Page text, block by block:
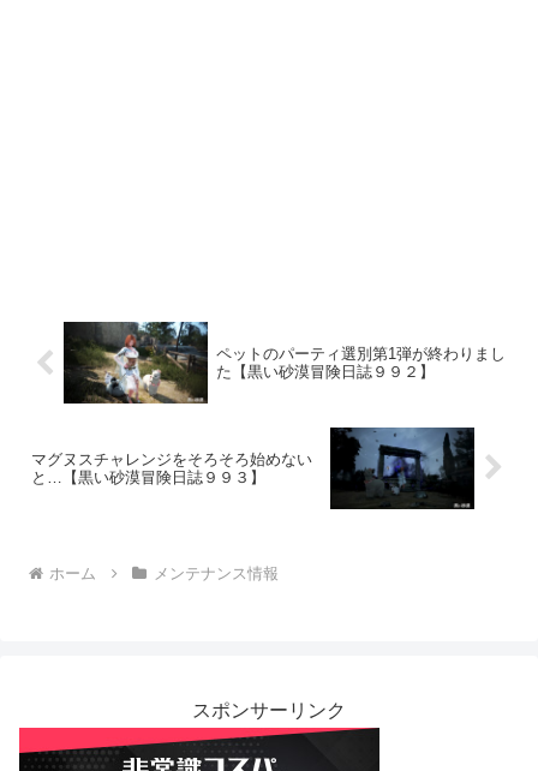
ペットのパーティ選別第1弾が終わりまし
た【黒い砂漠冒険日誌９９２】
マグヌスチャレンジをそろそろ始めない
と…【黒い砂漠冒険日誌９９３】
ホーム メンテナンス情報
スポンサーリンク